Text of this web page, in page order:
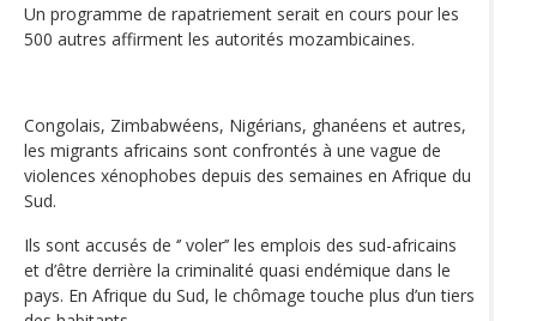
Un programme de rapatriement serait en cours pour les
500 autres affirment les autorités mozambicaines.
Congolais, Zimbabwéens, Nigérians, ghanéens et autres,
les migrants africains sont confrontés à une vague de
violences xénophobes depuis des semaines en Afrique du
Sud.
Ils sont accusés de ‘’ voler’’ les emplois des sud-africains
et d’être derrière la criminalité quasi endémique dans le
pays. En Afrique du Sud, le chômage touche plus d’un tiers